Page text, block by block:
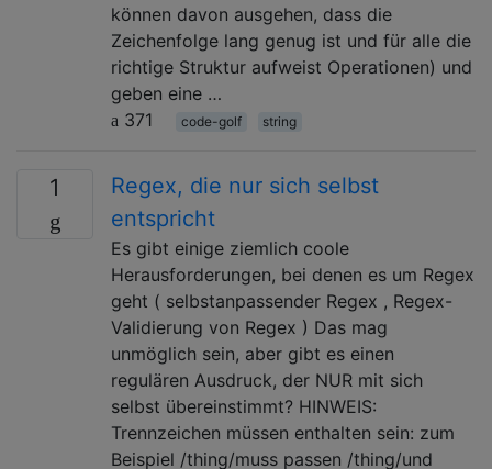
können davon ausgehen, dass die
Zeichenfolge lang genug ist und für alle die
richtige Struktur aufweist Operationen) und
geben eine …
371
code-golf string
1
Regex, die nur sich selbst
entspricht
Es gibt einige ziemlich coole
Herausforderungen, bei denen es um Regex
geht ( selbstanpassender Regex , Regex-
Validierung von Regex ) Das mag
unmöglich sein, aber gibt es einen
regulären Ausdruck, der NUR mit sich
selbst übereinstimmt? HINWEIS:
Trennzeichen müssen enthalten sein: zum
Beispiel /thing/muss passen /thing/und